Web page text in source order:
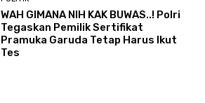
WAH GIMANA NIH KAK BUWAS..! Polri
Tegaskan Pemilik Sertifikat
Pramuka Garuda Tetap Harus Ikut
Tes